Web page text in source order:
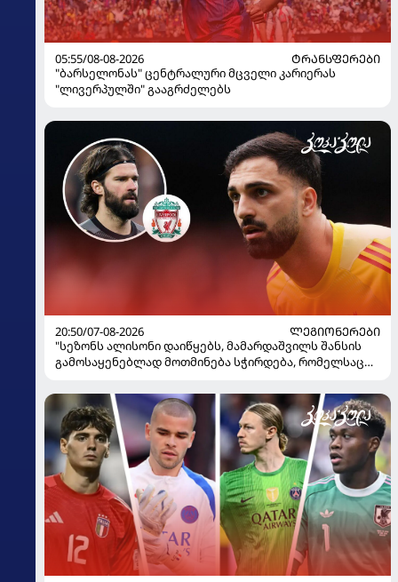
05:55/08-08-2026
ᲢᲠᲐᲜᲡᲤᲔᲠᲔᲑᲘ
"ბარსელონას" ცენტრალური მცველი კარიერას
"ლივერპულში" გააგრძელებს
20:50/07-08-2026
ᲚᲔᲒᲘᲝᲜᲔᲠᲔᲑᲘ
"სეზონს ალისონი დაიწყებს, მამარდაშვილს შანსის
გამოსაყენებლად მოთმინება სჭირდება, რომელსაც
ყოფილმა მეკარემ